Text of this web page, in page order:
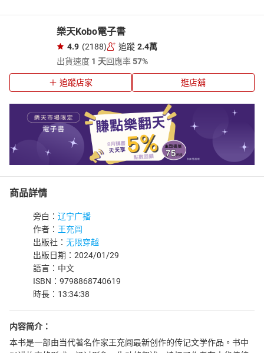
樂天Kobo電子書
4.9 (2188) 追蹤 2.4萬
出貨速度 1 天回應率57%
追蹤店家 逛店舖
商品詳情
旁白： 辽宁广播
作者： 王充闾
出版社： 无限穿越
出版日期：2024/01/29
語言：中文
ISBN：9798868740619
時長：13:34:38
内容简介：
本书是一部由当代著名作家王充闾最新创作的传记文学作品。书中